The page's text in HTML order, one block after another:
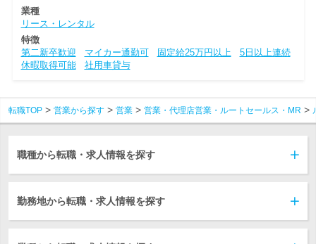
業種
リース・レンタル
特徴
第二新卒歓迎
マイカー通勤可 固定給25万円以上
5日以上連続
休暇取得可能
社用車貸与
転職TOP 営業から探す 営業 営業・代理店営業・ルートセールス・MR
職種から転職・求人情報を探す
勤務地から転職・求人情報を探す